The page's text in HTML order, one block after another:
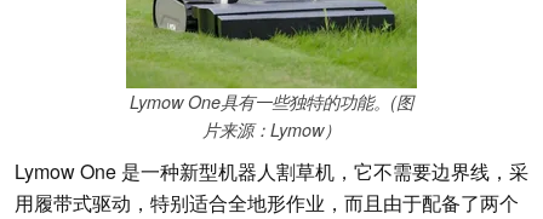
Lymow One具有一些独特的功能。(图
片来源：Lymow）
Lymow One 是一种新型机器人割草机，它不需要边界线，采
用履带式驱动，特别适合全地形作业，而且由于配备了两个